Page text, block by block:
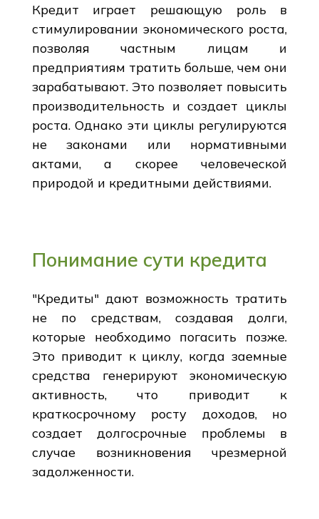
Кредит играет решающую роль в
стимулировании экономического роста,
позволяя частным лицам и
предприятиям тратить больше, чем они
зарабатывают. Это позволяет повысить
производительность и создает циклы
роста. Однако эти циклы регулируются
не законами или нормативными
актами, а скорее человеческой
природой и кредитными действиями.
Понимание сути кредита
"Кредиты" дают возможность тратить
не по средствам, создавая долги,
которые необходимо погасить позже.
Это приводит к циклу, когда заемные
средства генерируют экономическую
активность, что приводит к
краткосрочному росту доходов, но
создает долгосрочные проблемы в
случае возникновения чрезмерной
задолженности.